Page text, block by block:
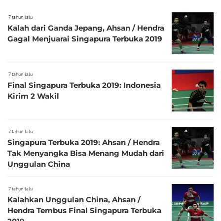
7 tahun lalu
Kalah dari Ganda Jepang, Ahsan / Hendra
Gagal Menjuarai Singapura Terbuka 2019
7 tahun lalu
Final Singapura Terbuka 2019: Indonesia
Kirim 2 Wakil
7 tahun lalu
Singapura Terbuka 2019: Ahsan / Hendra
Tak Menyangka Bisa Menang Mudah dari
Unggulan China
7 tahun lalu
Kalahkan Unggulan China, Ahsan /
Hendra Tembus Final Singapura Terbuka